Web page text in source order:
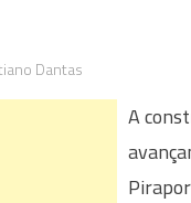
Dantas
A